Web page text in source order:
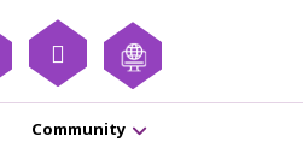
Community